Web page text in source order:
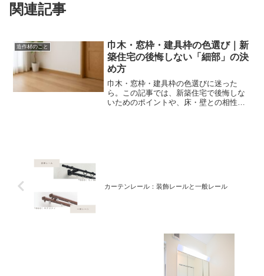
関連記事
造作材のこと
巾木・窓枠・建具枠の色選び｜新
築住宅の後悔しない「細部」の決
め方
巾木・窓枠・建具枠の色選びに迷った
ら。この記事では、新築住宅で後悔しな
いためのポイントや、床・壁との相性、
カーテンレール：装飾レールと一般レール